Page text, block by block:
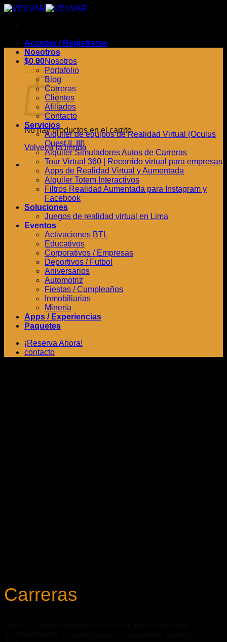
Saltar
Acceder / Registrarse
$0.00
Carrito
No hay productos en el carrito.
Volver a la tienda
Nosotros
Nosotros
Portafolio
Blog
Carreras
Clientes
Afiliados
Contacto
Servicios
Alquiler de equipos de Realidad Virtual (Oculus
Quest II, III)
Alquiler Simuladores Autos de Carreras
Tour Virtual 360 | Recorrido virtual para empresas
Apps de Realidad Virtual y Aumentada
Alquiler Totem Interactivos
Filtros Realidad Aumentada para Instagram y
Facebook
Soluciones
Juegos de realidad virtual en Lima
Eventos
Activaciones BTL
Educativos
Corporativos / Empresas
Deportivos / Futbol
Aniversarios
Automotriz
Fiestas / Cumpleaños
Inmobiliarias
Minería
Apps / Experiencias
Paquetes
¡Reserva Ahora!
contacto
Carreras